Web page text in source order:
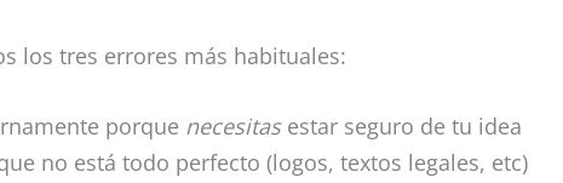
los tres errores más habituales:
porque necesitasestar seguro de tu idea
no está todo perfecto (logos, textos legales, etc)